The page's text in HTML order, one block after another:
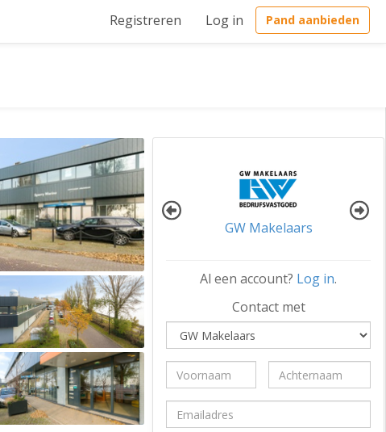
Registreren Log in Pand aanbieden
GW Makelaars
Al een account? Log in.
Contact met